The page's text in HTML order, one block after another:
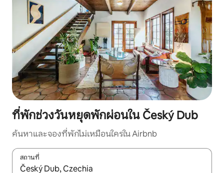
ที่พักช่วงวันหยุดพักผ่อนใน Český Dub
ค้นหาและจองที่พักไม่เหมือนใครใน Airbnb
สถานที่
ใช้ลูกศรขึ้นลง หรือใช้การสัมผัสหรือปัด เพื่อสำรวจผลการค้นหา